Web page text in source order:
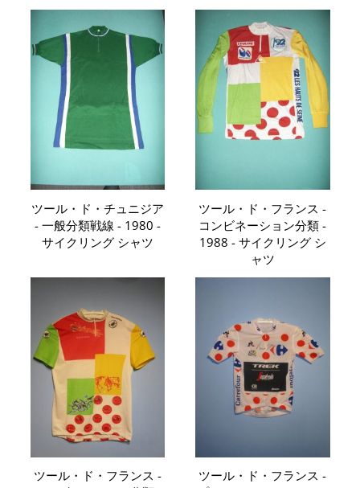
ツール・ド・チュニジア
- 一般分類戦線 - 1980 -
サイクリング シャツ
ツール・ド・フランス -
コンビネーション分類 -
1988 - サイクリング シ
ャツ
ツール・ド・フランス -
ツール・ド・フランス -